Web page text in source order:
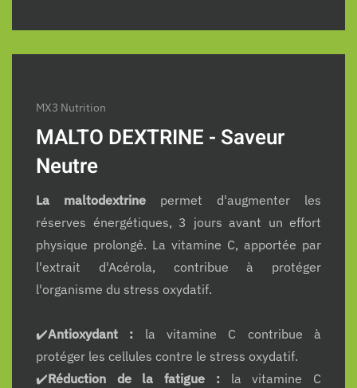
MX3 Nutrition
MALTO DEXTRINE - Saveur
Neutre
La maltodextrine permet d'augmenter les
réserves énergétiques, 3 jours avant un effort
physique prolongé. La vitamine C, apportée par
l'extrait d'Acérola, contribue à protéger
l'organisme du stress oxydatif.
✔️Antioxydant : la vitamine C contribue à
protéger les cellules contre le stress oxydatif.
✔️Réduction de la fatigue :la vitamine C